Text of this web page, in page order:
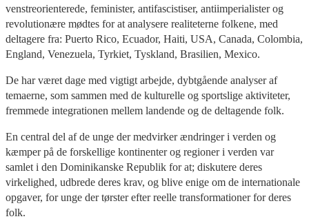
venstreorienterede, feminister, antifascistiser, antiimperialister og
revolutionære mødtes for at analysere realiteterne folkene, med
deltagere fra: Puerto Rico, Ecuador, Haiti, USA, Canada, Colombia,
England, Venezuela, Tyrkiet, Tyskland, Brasilien, Mexico.
De har været dage med vigtigt arbejde, dybtgående analyser af
temaerne, som sammen med de kulturelle og sportslige aktiviteter,
fremmede integrationen mellem landende og de deltagende folk.
En central del af de unge der medvirker ændringer i verden og
kæmper på de forskellige kontinenter og regioner i verden var
samlet i den Dominikanske Republik for at; diskutere deres
virkelighed, udbrede deres krav, og blive enige om de internationale
opgaver, for unge der tørster efter reelle transformationer for deres
folk.